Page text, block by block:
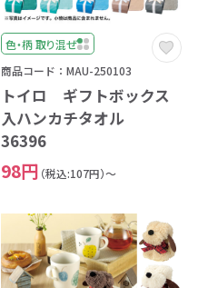
色・柄 取り混ぜ
商品コード：MAU-250103
トイロ ギフトボックス
入ハンカチタオル
36396
98円 （税込:107円）～